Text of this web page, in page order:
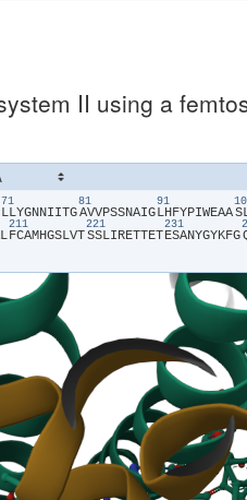
II using a
71
​L​​L​​Y​​G​​N​​N​​I​​I​​T​​G​
81
​A​​V​​V​​P​​S​​S​​N​​A​​I​​G​
91
​L​​H​​F​​Y​​P​​I​​W​​E​​A​​A​​S​
​L​
211
​F​​C​​A​​M​​H​​G​​S​​L​​V​​T​
221
​S​​S​​L​​I​​R​​E​​T​​T​​E​​T​
231
​E​​S​​A​​N​​Y​​G​​Y​​K​​F​​G​